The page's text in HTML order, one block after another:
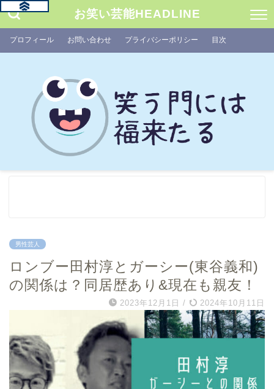
お笑い芸能HEADLINE
プロフィール お問い合わせ プライバシーポリシー 目次
男性芸人
ロンブー田村淳とガーシー(東谷義和)
の関係は？同居歴あり&現在も親友！
2023年12月1日 / 2024年10月11日